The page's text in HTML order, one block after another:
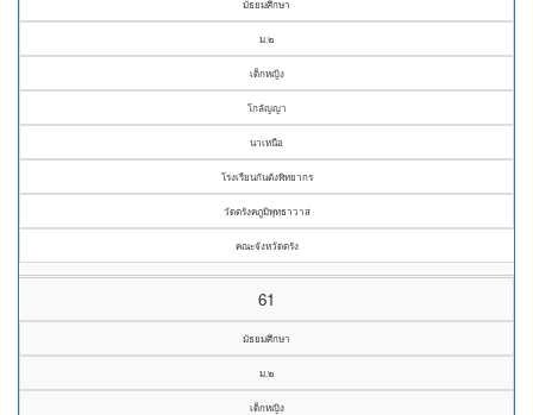
มัธยมศึกษา
ม.๒
เด็กหญิง
โกลัญญา
นาเหนือ
โรงเรียนกันตังพิทยากร
วัดตรังคภูมิพุทธาวาส
คณะจังหวัดตรัง
61
มัธยมศึกษา
ม.๒
เด็กหญิง